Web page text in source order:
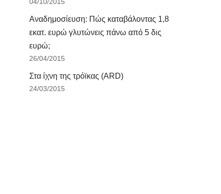
Αναδημοσίευση: Πώς καταβάλοντας 1,8
εκατ. ευρώ γλυτώνεις πάνω από 5 δις
ευρώ;
26/04/2015
Στα ίχνη της τρόϊκας (ARD)
24/03/2015